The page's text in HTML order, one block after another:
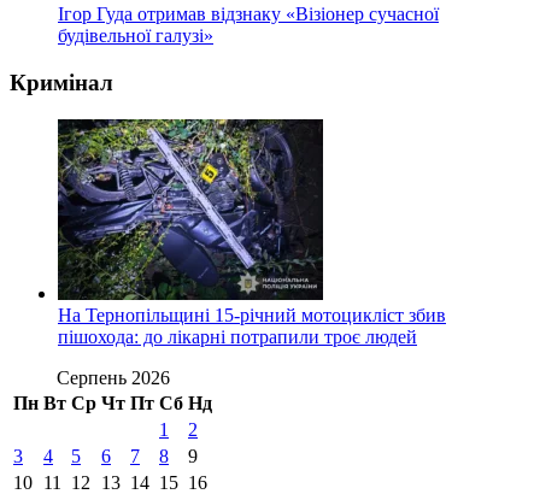
Ігор Гуда отримав відзнаку «Візіонер сучасної
будівельної галузі»
Кримінал
На Тернопільщині 15-річний мотоцикліст збив
пішохода: до лікарні потрапили троє людей
Серпень 2026
Пн Вт Ср Чт Пт Сб Нд
1
2
3
4 5 6 7 8
9
10 11 12 13 14 15 16